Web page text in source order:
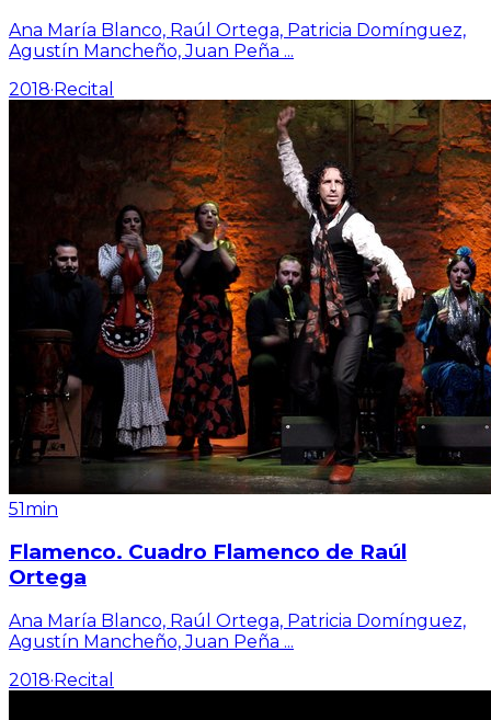
Ana María Blanco, Raúl Ortega, Patricia Domínguez,
Agustín Mancheño, Juan Peña ...
2018·Recital
51min
Flamenco. Cuadro Flamenco de Raúl
Ortega
Ana María Blanco, Raúl Ortega, Patricia Domínguez,
Agustín Mancheño, Juan Peña ...
2018·Recital